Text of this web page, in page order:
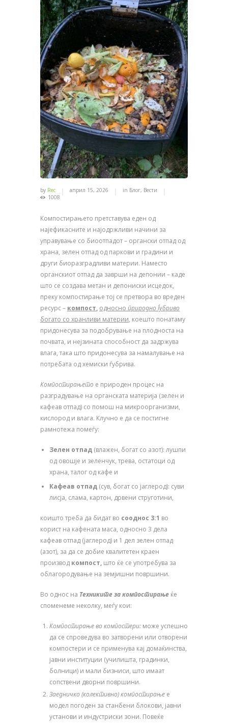
by Rec април 15, 2026 in Блог, Вести
1008
Компостирањето претставува еден од
најефикасните и најодржливи начини за
управување со биоотпадот – органски отпад од
храна, зелен отпад од паркови и градини и
други биоразградливи материи. Наместо
органскиот отпад да заврши на депонии – каде
што се создава метан и депониски исцедок,
преку компостирање тој се претвора во вреден
ресурс – компост, односно природно ѓубриво
богато со хранливи материи, коешто понатаму
придонесува за подобрување на плодноста на
почвата, и нејзината способност да задржува
влага, така што придонесува за намалување на
потребата од хемиски ѓубрива.
Компостирањето е природен процес на
разградување на органската материја (зелен и
кафеав отпад) со помош на микроорганизми,
кислород и влага. Клучно е да се постигне
рамнотежа помеѓу:
Зелен отпад (влажен, богат со азот): лушпи
од овошје и зеленчук, трева, остатоци од
храна, талог од кафе и
Кафеав отпад (сув, богат со јаглерод): суви
лисја, слама, картон, дрвени струготини,
коишто треба да бидат во сооднос 3:1 во
корист на кафената маса, односно 3 дела
кафеав отпад (јаглерод) и 1 дел зелен отпад
(азот), за да се добие квалитетен краен
производ компост, што ќе се употребува за
облагородување на земјишни површини.
Во однос на Техниките за компостирање ќе
споменеме неколку, меѓу кои:
Компостирање во компостери: може успешно
да се спроведува во затворени или отворени
компостери и се применува кај домаќинства,
јавни институции (училишта, градинки,
болници) и мали бизниси, што имаат
сопствени дворни површини.
Заедничко (колективно) компостирање е
модел погоден за станбени блокови, јавни
установи и индустриски зони. Повеќе